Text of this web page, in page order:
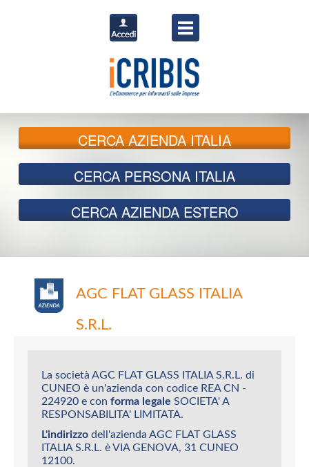
CERCAAZIENDA ITALIA
CERCA PERSONA ITALIA
CERCA AZIENDA ESTERO
AGC FLAT GLASS ITALIA
S.R.L.
La società AGC FLAT GLASS ITALIA S.R.L. di
CUNEO è un'azienda con codice REA CN -
224920 e con forma legale SOCIETA' A
RESPONSABILITA' LIMITATA.
L'indirizzo dell'azienda AGC FLAT GLASS
ITALIA S.R.L. è VIA GENOVA, 31 CUNEO
12100.